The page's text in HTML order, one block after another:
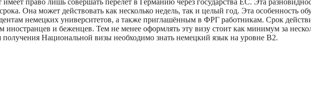
Она может действовать как несколько недель, так и целый год. Эта особенность
немецких университетов, а также приглашённым в ФРГ работникам. Срок
и беженцев. Тем не менее оформлять эту визу стоит как минимум за
Национальной визы необходимо знать немецкий язык на уровне B2.